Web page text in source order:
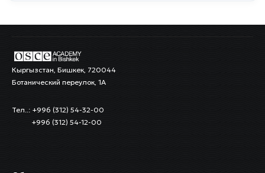
Кыргызстан, Бишкек, 720044
Ботанический переулок, 1А
Тел..: +996 (312) 54-32-00
+996 (312) 54-12-00